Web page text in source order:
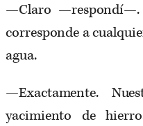
—Claro —respondí—.
corresponde a
agua.
—Exactamente.
yacimiento de